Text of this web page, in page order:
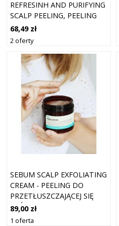
REFRESINH AND PURIFYING
SCALP PEELING, PEELING
KWASOWO-ENZYMATYCZNY
DO SKÓRY GŁOWY, 150ML
68,49 zł
2 oferty
SEBUM SCALP EXFOLIATING
CREAM - PEELING DO
PRZETŁUSZCZAJĄCEJ SIĘ
SKÓRY GŁOWY 180ML
INSIGHT
89,00 zł
1 oferta